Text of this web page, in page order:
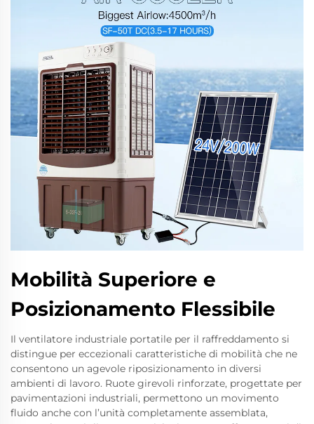
Mobilità Superiore e
Posizionamento Flessibile
Il ventilatore industriale portatile per il raffreddamento si
distingue per eccezionali caratteristiche di mobilità che ne
consentono un agevole riposizionamento in diversi
ambienti di lavoro. Ruote girevoli rinforzate, progettate per
pavimentazioni industriali, permettono un movimento
fluido anche con l’unità completamente assemblata,